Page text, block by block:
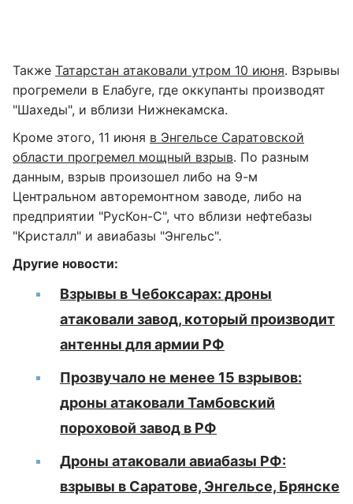
Также Татарстан атаковали утром 10 июня. Взрывы
прогремели в Елабуге, где оккупанты производят
"Шахеды", и вблизи Нижнекамска.
Кроме этого, 11 июня в Энгельсе Саратовской
области прогремел мощный взрыв. По разным
данным, взрыв произошел либо на 9-м
Центральном авторемонтном заводе, либо на
предприятии "РусКон-С", что вблизи нефтебазы
"Кристалл" и авиабазы "Энгельс".
Другие новости:
Взрывы в Чебоксарах: дроны
атаковали завод, который производит
антенны для армии РФ
Прозвучало не менее 15 взрывов:
дроны атаковали Тамбовский
пороховой завод в РФ
Дроны атаковали авиабазы РФ:
взрывы в Саратове, Энгельсе, Брянске